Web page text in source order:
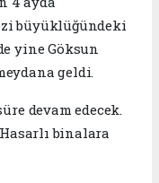
büyüklüğündeki
yine Göksun
geldi.
devam edecek.
binalara